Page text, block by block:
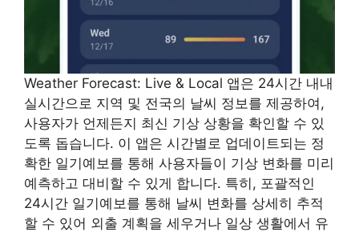
Weather Forecast: Live & Local 앱은 24시간 내내
실시간으로 지역 및 전국의 날씨 정보를 제공하여,
사용자가 언제든지 최신 기상 상황을 확인할 수 있
도록 돕습니다. 이 앱은 시간별로 업데이트되는 정
확한 일기예보를 통해 사용자들이 기상 변화를 미리
예측하고 대비할 수 있게 합니다. 특히, 포괄적인
24시간 일기예보를 통해 날씨 변화를 상세히 추적
할 수 있어 외출 계획을 세우거나 일상 생활에서 유